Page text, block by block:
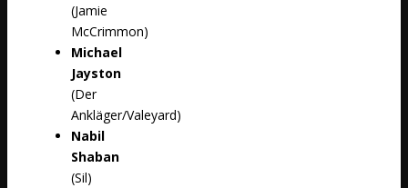
(Jamie
McCrimmon)
Michael
Jayston
(Der
Ankläger/Valeyard)
Nabil
Shaban
(Sil)